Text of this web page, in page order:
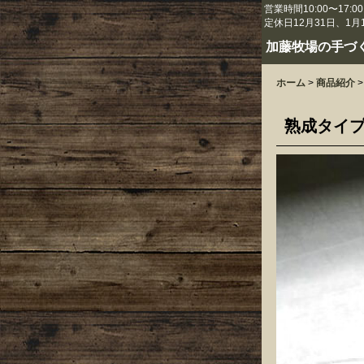
営業時間10:00〜17:00
定休日12月31日、1月
加藤牧場の手
ホーム > 商品紹介 >
熟成タイ